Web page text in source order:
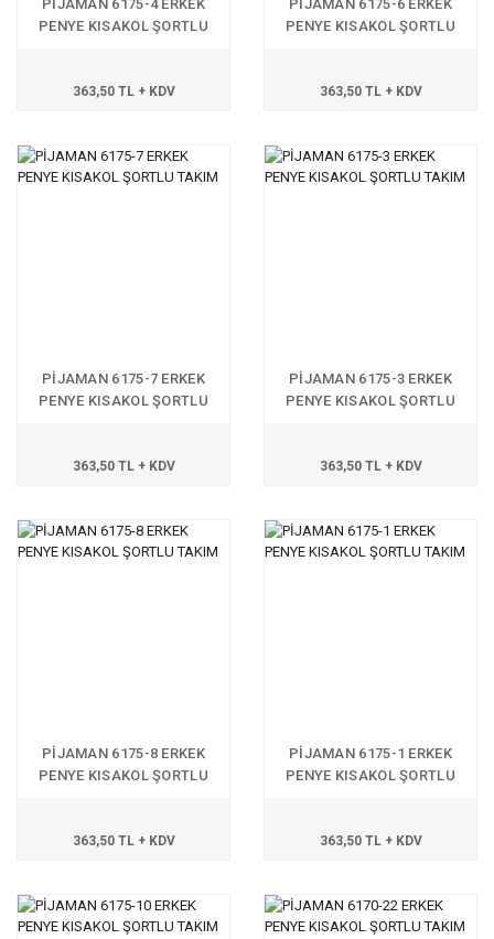
PİJAMAN 6175-4 ERKEK
PENYE KISAKOL ŞORTLU
363,50 TL + KDV
PİJAMAN 6175-6 ERKEK
PENYE KISAKOL ŞORTLU
363,50 TL + KDV
PİJAMAN 6175-7 ERKEK
PENYE KISAKOL ŞORTLU
363,50 TL + KDV
PİJAMAN 6175-3 ERKEK
PENYE KISAKOL ŞORTLU
363,50 TL + KDV
PİJAMAN 6175-8 ERKEK
PENYE KISAKOL ŞORTLU
363,50 TL + KDV
PİJAMAN 6175-1 ERKEK
PENYE KISAKOL ŞORTLU
363,50 TL + KDV